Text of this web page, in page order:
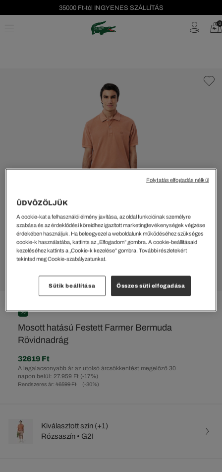
35000 Ft-tól INGYENES SZÁLLÍTÁS
Szezonális leárazás akár -40%! 0
%
Mosott hatású Festett Farmer Bermuda
Rövidnadrág
Rendszeres ár: 46599 Ft (-30%)
A legalacsonyabb ár az utolsó árcsökkentést megelőző 30
napon belül: 27.959 Ft (-17%)
32619 Ft
Kiválasztott szín (+1)
Rózsaszín • G2I
ÜDVÖZÖLJÜK
A cookie-kat a felhasználói élmény javítása, az oldal funkcióinak személyre
szabása és az érdeklődési köreidhez igazított marketingtevékenységek végzése
érdekében használjuk. Ha beleegyezel a weboldalunk működéséhez szükséges
cookie-k használatába, kattints az „Elfogadom” gombra. A cookie-beállításaid
kezeléséhez kattints a „Cookie-k kezelése” gombra. További részletekért
tekintsd meg Cookie-szabályzatunkat.
Sütik beállítása Összes süti elfogadása
Folytatás elfogadás nélkül